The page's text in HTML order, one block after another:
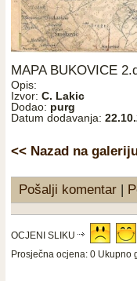
MAPA BUKOVICE
Opis:
Izvor: C. Lakic
Dodao: purg
Datum dodavanja:
<< Nazad na
Pošalji komentar |
OCJENI SLIKU
Prosječna ocjena: 0 Ukupno